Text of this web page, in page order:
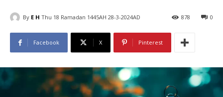
By E H Thu 18 Ramadan 1445AH 28-3-2024AD 0
878
Facebook X Pinterest